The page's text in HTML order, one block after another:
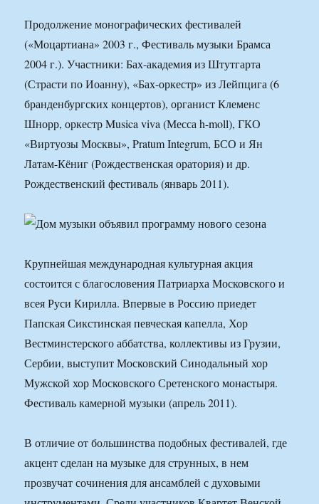
Продолжение монографических фестивалей
(«Моцартиана» 2003 г., Фестиваль музыки Брамса
2004 г.). Участники: Бах-академия из Штутгарта
(Страсти по Иоанну), «Бах-оркестр» из Лейпцига (6
бранденбургских концертов), органист Клеменс
Шнорр, оркестр Musica viva (Месса h-moll), ГКО
«Виртуозы Москвы», Pratum Integrum, БСО и Ян
Латам-Кёниг (Рождественская оратория) и др.
Рождественский фестиваль (январь 2011).
Крупнейшая международная культурная акция
состоится с благословения Патриарха Московского и
всея Руси Кирилла. Впервые в Россию приедет
Папская Сикстинская певческая капелла, Хор
Вестминстерского аббатства, коллективы из Грузии,
Сербии, выступит Московский Синодальный хор
Мужской хор Московского Сретенского монастыря.
Фестиваль камерной музыки (апрель 2011).
В отличие от большинства подобных фестивалей, где
акцент сделан на музыке для струнных, в нем
прозвучат сочинения для ансамблей с духовыми